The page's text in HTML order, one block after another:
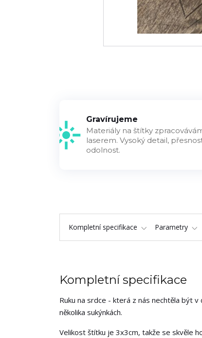
Gravírujeme
Materiály na štítky
laserem. Vysoký detail,
odolnost.
Kompletní specifikace Parametry
Kompletní specifikace
Ruku na srdce - která z nás nechtěla být
několika sukýnkách.
Velikost štítku je 3x3cm, takže se skvěle